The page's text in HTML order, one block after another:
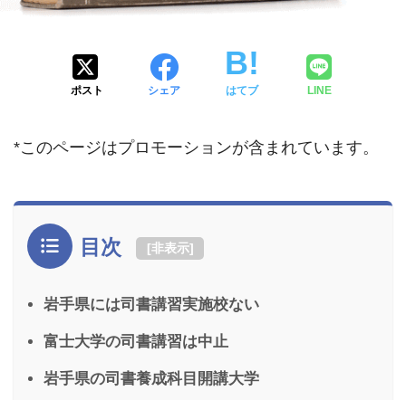
ポスト シェア はてブ LINE
*このページはプロモーションが含まれています。
目次 [非表示]
岩手県には司書講習実施校ない
富士大学の司書講習は中止
岩手県の司書養成科目開講大学